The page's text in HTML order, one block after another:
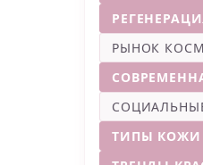
РЫНОК
ТИПЫ КОЖИ